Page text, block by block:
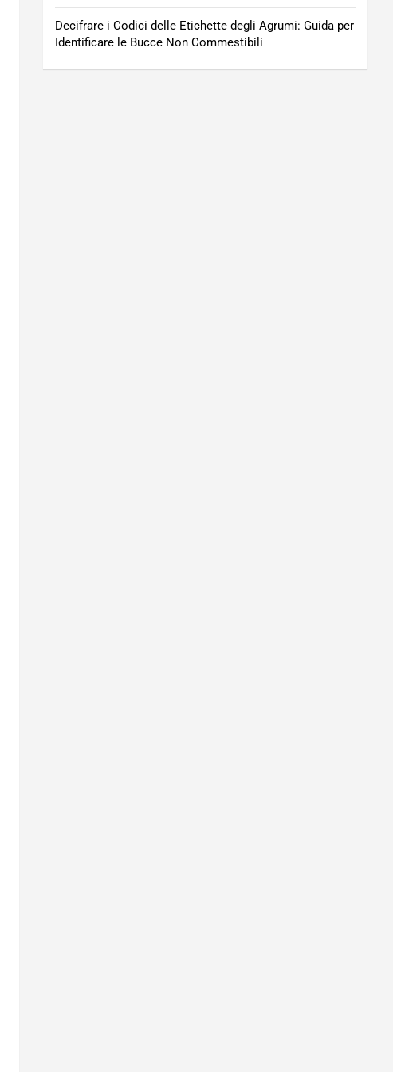
Decifrare i Codici delle Etichette degli Agrumi: Guida per
Identificare le Bucce Non Commestibili